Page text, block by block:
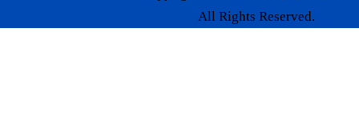
All Rights Reserved.